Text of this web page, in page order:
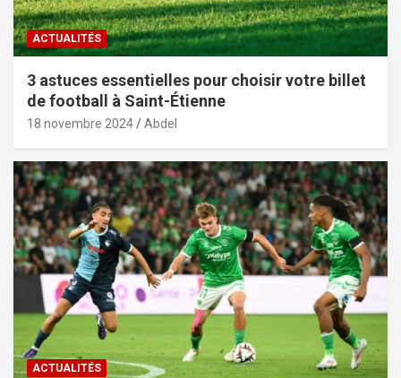
ACTUALITÉS
3 astuces essentielles pour choisir votre billet
de football à Saint-Étienne
18 novembre 2024 Abdel
ACTUALITÉS